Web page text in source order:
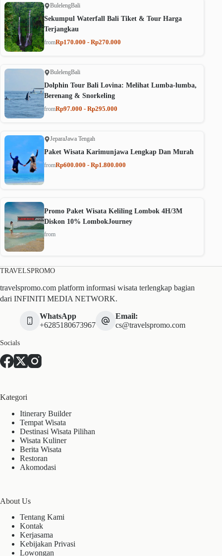
BulelengBali
Sekumpul Waterfall Bali Tiket & Tour Harga
Terjangkau
fromRp170.000 - Rp270.000
BulelengBali
Dolphin Tour Bali Lovina: Melihat Lumba-lumba,
Berenang & Snorkeling
fromRp97.000 - Rp295.000
JeparaJawa Tengah
Paket Wisata Karimunjawa Lengkap Dan Murah
fromRp600.000 - Rp1.800.000
Promo Paket Wisata Keliling Lombok 4H/3M
Diskon 10% LombokJourney
from
TRAVELSPROMO
travelspromo.com platform informasi wisata terlengkap bagian
dari INFINITI MEDIA NETWORK.
WhatsApp
+6285180673967
Email:
cs@travelspromo.com
Socials
Kategori
Itinerary Builder
Tempat Wisata
Destinasi Wisata Pilihan
Wisata Kuliner
Berita Wisata
Restoran
Akomodasi
About Us
Tentang Kami
Kontak
Kerjasama
Kebijakan Privasi
Lowongan